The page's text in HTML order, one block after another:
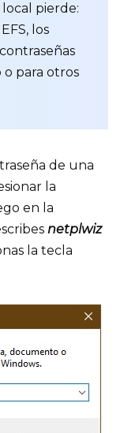
pierde:
los
o para otros
de una
la
en la
netplwiz
la tecla